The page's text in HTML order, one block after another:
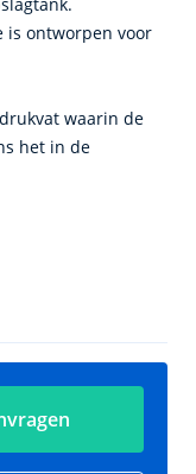
is ontworpen voor
waarin de
het in de